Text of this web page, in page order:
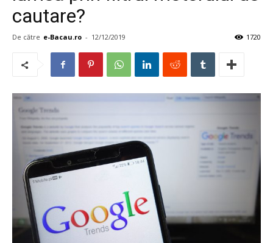
cautare?
De către e-Bacau.ro - 12/12/2019 1720